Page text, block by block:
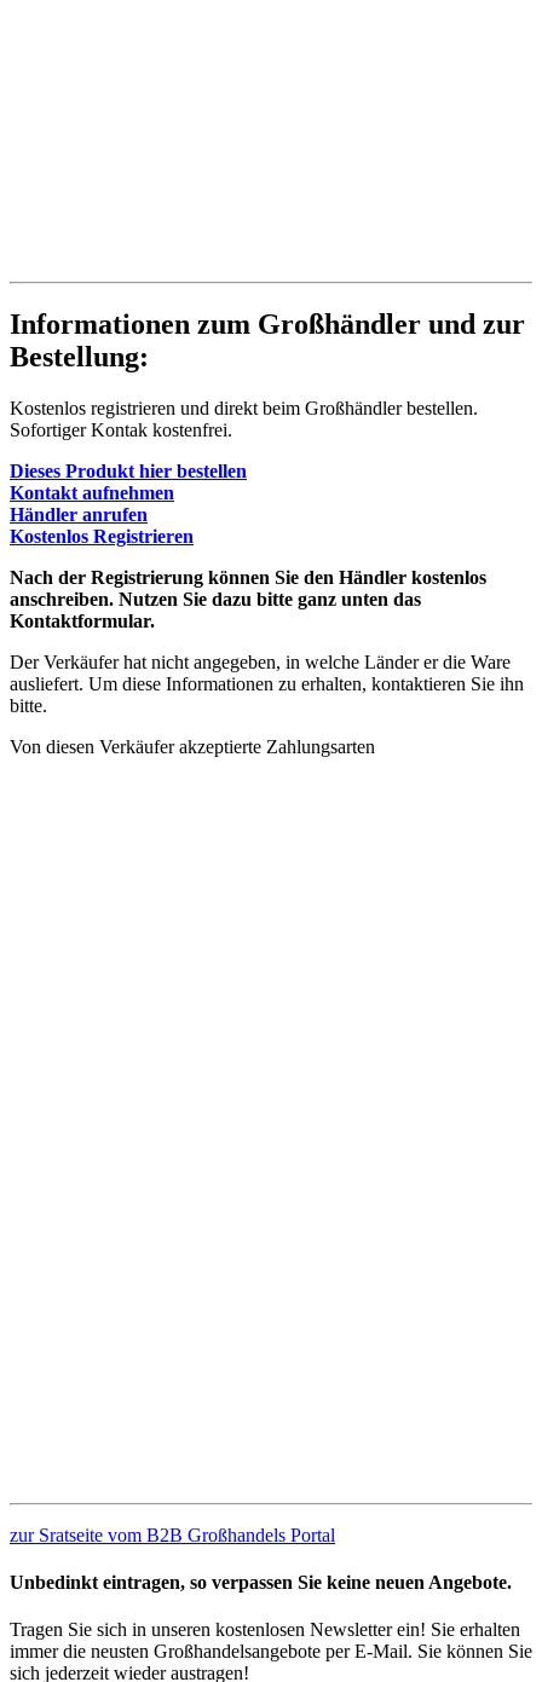
Informationen zum Großhändler und zur
Bestellung:
Kostenlos registrieren und direkt beim Großhändler bestellen.
Sofortiger Kontak kostenfrei.
Dieses Produkt hier bestellen
Kontakt aufnehmen
Händler anrufen
Kostenlos Registrieren
Nach der Registrierung können Sie den Händler kostenlos
anschreiben. Nutzen Sie dazu bitte ganz unten das
Kontaktformular.
Der Verkäufer hat nicht angegeben, in welche Länder er die Ware
ausliefert. Um diese Informationen zu erhalten, kontaktieren Sie ihn
bitte.
Von diesen Verkäufer akzeptierte Zahlungsarten
zur Sratseite vom B2B Großhandels Portal
Unbedinkt eintragen, so verpassen Sie keine neuen Angebote.
Tragen Sie sich in unseren kostenlosen Newsletter ein! Sie erhalten
immer die neusten Großhandelsangebote per E-Mail. Sie können Sie
sich jederzeit wieder austragen!